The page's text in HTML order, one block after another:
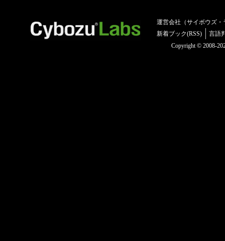
運営会社（サイボウズ・
新着ブック(RSS)
言語
Copyright © 2008-